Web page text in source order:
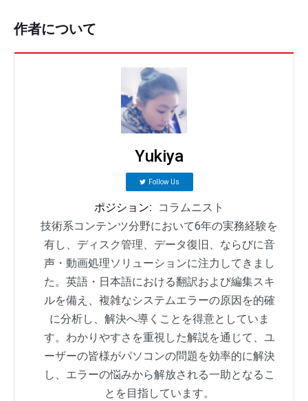
作者について
Yukiya
Follow Us
ポジション:
コラムニスト
技術系コンテンツ分野において6年の実務経験を
有し、ディスク管理、データ復旧、ならびに音
声・動画処理ソリューションに注力してきまし
た。英語・日本語における翻訳および編集スキ
ルを備え、複雑なシステムエラーの原因を的確
に分析し、解決へ導くことを得意としていま
す。わかりやすさを重視した解説を通じて、ユ
ーザーの皆様がパソコンの問題を効率的に解決
し、エラーの悩みから解放される一助となるこ
とを目指しています。